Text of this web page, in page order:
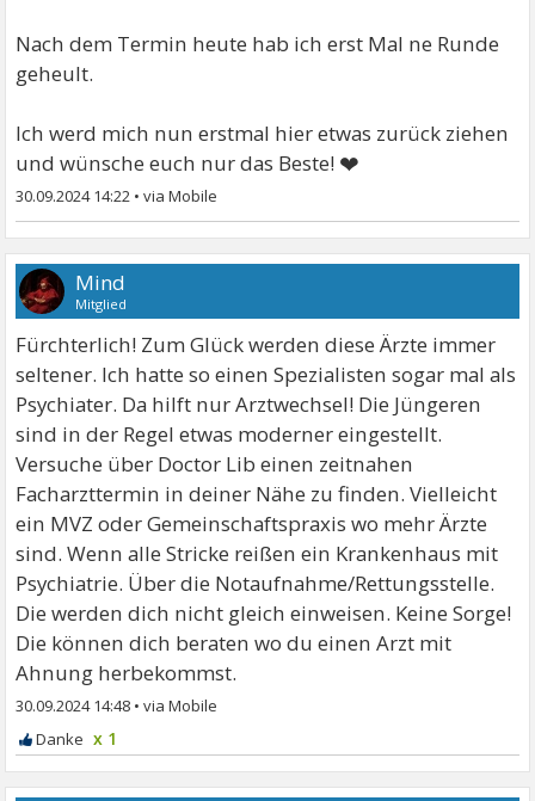
Nach dem Termin heute hab ich erst Mal ne Runde
geheult.
Ich werd mich nun erstmal hier etwas zurück ziehen
und wünsche euch nur das Beste! ❤
30.09.2024 14:22 •
Mind
Mitglied
Fürchterlich! Zum Glück werden diese Ärzte immer
seltener. Ich hatte so einen Spezialisten sogar mal als
Psychiater. Da hilft nur Arztwechsel! Die Jüngeren
sind in der Regel etwas moderner eingestellt.
Versuche über Doctor Lib einen zeitnahen
Facharzttermin in deiner Nähe zu finden. Vielleicht
ein MVZ oder Gemeinschaftspraxis wo mehr Ärzte
sind. Wenn alle Stricke reißen ein Krankenhaus mit
Psychiatrie. Über die Notaufnahme/Rettungsstelle.
Die werden dich nicht gleich einweisen. Keine Sorge!
Die können dich beraten wo du einen Arzt mit
Ahnung herbekommst.
30.09.2024 14:48 •
x 1